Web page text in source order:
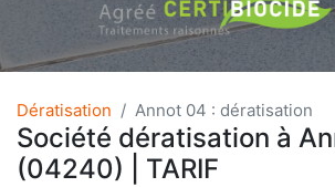
Dératisation Annot 04 : dératisation
Société dératisation à
(04240) | TARIF